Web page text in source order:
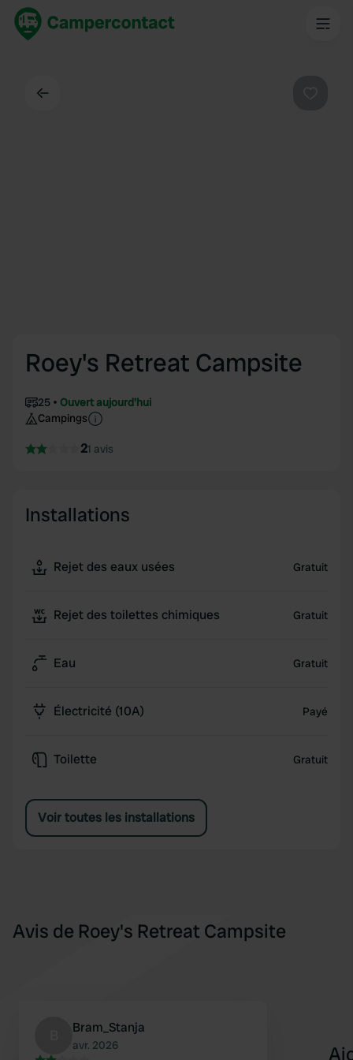
Roey's Retreat Campsite
25
Ouvert aujourd'hui
Campings
21 avis
Installations
Rejet des eaux usées Gratuit
Rejet des toilettes chimiques Gratuit
Eau Gratuit
Électricité (10A) Payé
Toilette Gratuit
Voir toutes les installations
Avis de Roey's Retreat Campsite
Bram_Stanja
avr. 2026